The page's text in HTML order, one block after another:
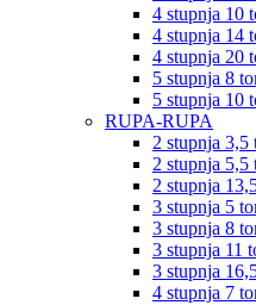
4 stupnja 10
4 stupnja 14
4 stupnja 20
5 stupnja 8
5 stupnja 10
RUPA-RUPA
2 stupnja 3,5
2 stupnja 5,5
2 stupnja
3 stupnja 5
3 stupnja 8
3 stupnja 11
3 stupnja
4 stupnja 7